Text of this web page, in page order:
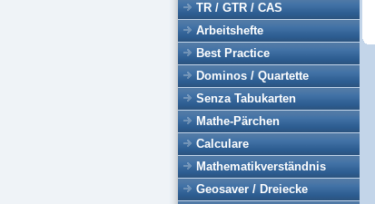
TR / GTR / CAS
Arbeitshefte
Best Practice
Dominos / Quartette
Senza Tabukarten
Mathe-Pärchen
Calculare
Mathematikverständnis
Geosaver / Dreiecke